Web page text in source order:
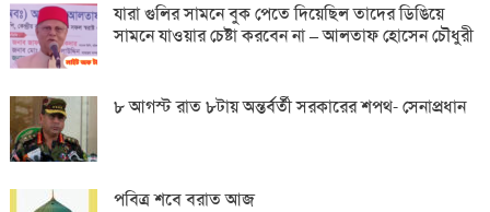
যারা গুলির সামনে বুক পেতে দিয়েছিল তাদের ডিঙিয়ে
সামনে যাওয়ার চেষ্টা করবেন না – আলতাফ হোসেন চৌধুরী
৮ আগস্ট রাত ৮টায় অন্তর্বর্তী সরকারের শপথ- সেনাপ্রধান
পবিত্র শবে বরাত আজ